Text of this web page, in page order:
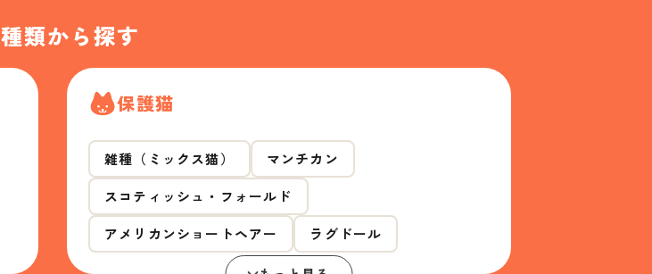
種類から探す
保護猫
雑種（ミックス猫）
マンチカン
スコティッシュ・フォールド
アメリカンショートヘアー
ラグドール